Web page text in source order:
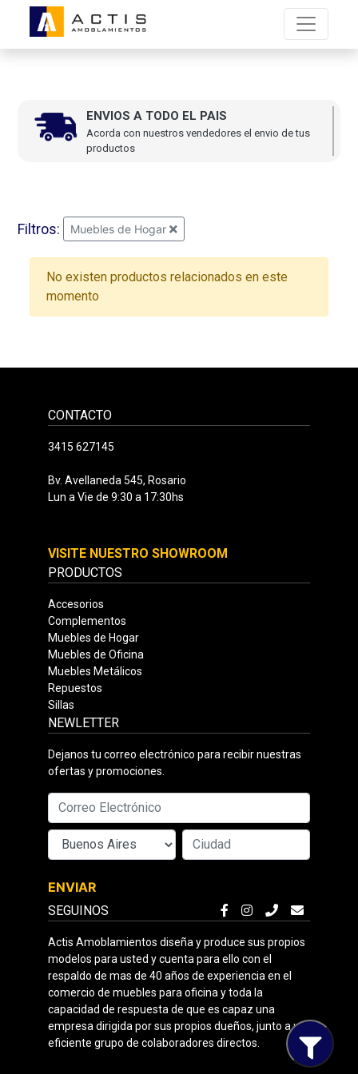
ENVIOS A TODO EL PAIS
Acorda con nuestros vendedores el envio de tus
productos
Filtros: Muebles de Hogar
No existen productos relacionados en este
momento
CONTACTO
3415 627145
Bv. Avellaneda 545, Rosario
Lun a Vie de 9:30 a 17:30hs
VISITE NUESTRO SHOWROOM
PRODUCTOS
Accesorios
Complementos
Muebles de Hogar
Muebles de Oficina
Muebles Metálicos
Repuestos
Sillas
NEWLETTER
Dejanos tu correo electrónico para recibir nuestras
ofertas y promociones.
ENVIAR
SEGUINOS
Actis Amoblamientos diseña y produce sus propios
modelos para usted y cuenta para ello con el
respaldo de mas de 40 años de experiencia en el
comercio de muebles para oficina y toda la
capacidad de respuesta de que es capaz una
empresa dirigida por sus propios dueños, junto a un
eficiente grupo de colaboradores directos.